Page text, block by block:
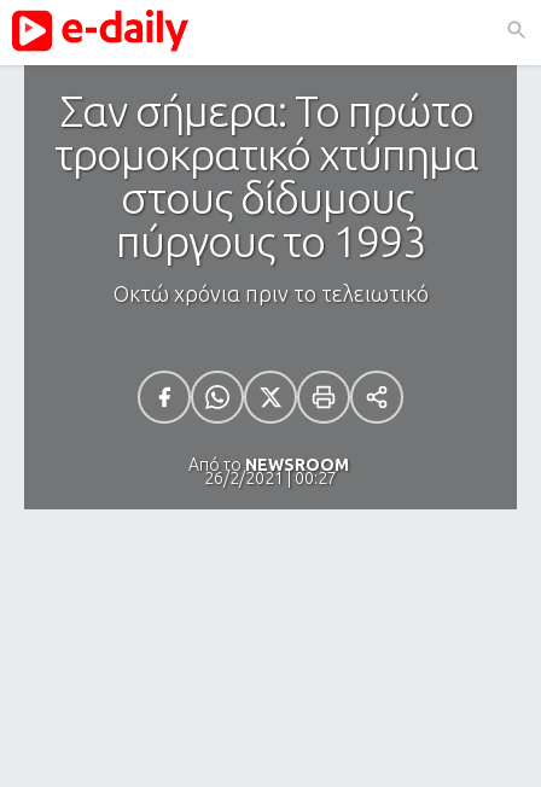
Σαν σήμερα: Το πρώτο
τρομοκρατικό χτύπημα
στους δίδυμους
πύργους το 1993
Οκτώ χρόνια πριν το τελειωτικό
Από το NEWSROOM
26/2/2021 | 00:27